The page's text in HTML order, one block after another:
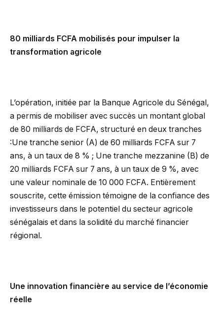
80 milliards FCFA mobilisés pour impulser la
transformation agricole
L’opération, initiée par la Banque Agricole du Sénégal,
a permis de mobiliser avec succès un montant global
de 80 milliards de FCFA, structuré en deux tranches
:Une tranche senior (A) de 60 milliards FCFA sur 7
ans, à un taux de 8 % ; Une tranche mezzanine (B) de
20 milliards FCFA sur 7 ans, à un taux de 9 %, avec
une valeur nominale de 10 000 FCFA. Entièrement
souscrite, cette émission témoigne de la confiance des
investisseurs dans le potentiel du secteur agricole
sénégalais et dans la solidité du marché financier
régional.
Une innovation financière au service de l’économie
réelle